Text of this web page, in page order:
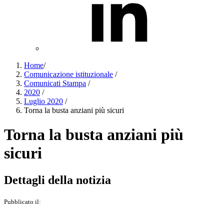
Home/
Comunicazione istituzionale /
Comunicati Stampa /
2020 /
Luglio 2020 /
Torna la busta anziani più sicuri
Torna la busta anziani più
sicuri
Dettagli della notizia
Pubblicato il: